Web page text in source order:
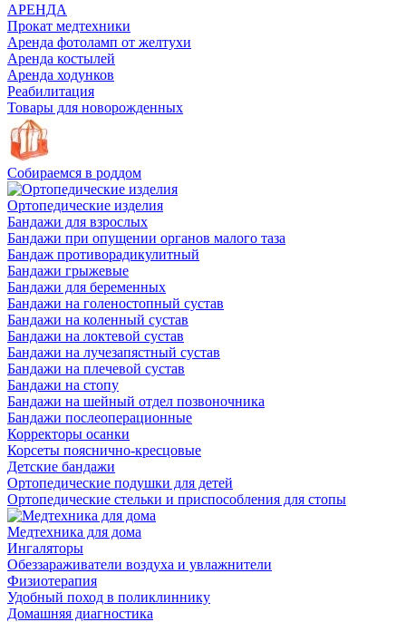
АРЕНДА
Прокат медтехники
Аренда фотоламп от желтухи
Аренда костылей
Аренда ходунков
Реабилитация
Товары для новорожденных
Собираемся в роддом
Ортопедические изделия
Бандажи для взрослых
Бандажи при опущении органов малого таза
Бандаж противорадикулитный
Бандажи грыжевые
Бандажи для беременных
Бандажи на голеностопный сустав
Бандажи на коленный сустав
Бандажи на локтевой сустав
Бандажи на лучезапястный сустав
Бандажи на плечевой сустав
Бандажи на стопу
Бандажи на шейный отдел позвоночника
Бандажи послеоперационные
Корректоры осанки
Корсеты пояснично-кресцовые
Детские бандажи
Ортопедические подушки для детей
Ортопедические стельки и приспособления для стопы
Медтехника для дома
Ингаляторы
Обеззараживатели воздуха и увлажнители
Физиотерапия
Удобный поход в поликлиннику
Домашняя диагностика